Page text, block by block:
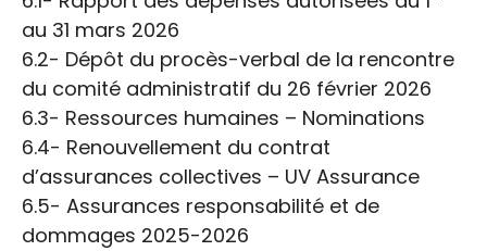
au 31 mars 2026
6.2- Dépôt du procès-verbal de la rencontre
du comité administratif du 26 février 2026
6.3- Ressources humaines – Nominations
6.4- Renouvellement du contrat
d’assurances collectives – UV Assurance
6.5- Assurances responsabilité et de
dommages 2025-2026